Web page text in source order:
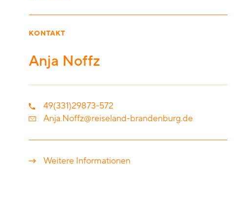
KONTAKT
Anja Noffz
49(331)29873-572
Anja.Noffz@reiseland-brandenburg.de
Weitere Informationen